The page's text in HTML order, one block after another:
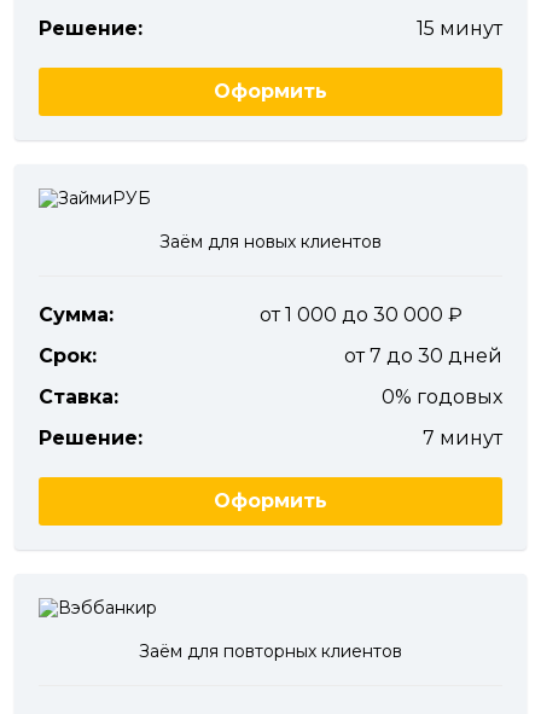
Решение:
15 минут
Оформить
Заём для новых клиентов
Сумма:
от 1 000 до 30 000
Срок:
от 7 до 30 дней
Ставка:
0% годовых
Решение:
7 минут
Оформить
Заём для повторных клиентов